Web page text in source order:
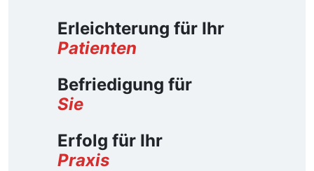
Erleichterung für Ihr
Patienten
Befriedigung für
Sie
Erfolg für Ihr
Praxis